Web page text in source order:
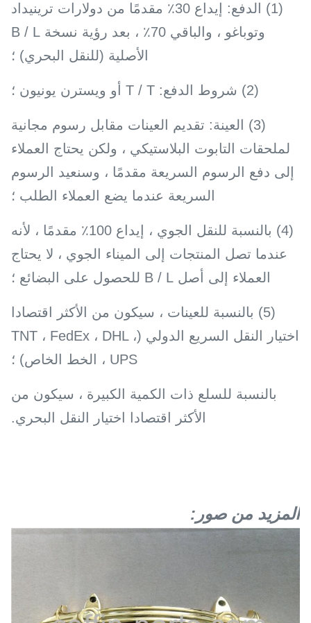
(1) الدفع: إيداع 30٪ مقدمًا من دولارات ترينيداد
وتوباغو ، والباقي 70٪ ، بعد رؤية نسخة B / L
الأصلية (للنقل البحري) ؛
(2) شروط الدفع: T / T أو ويسترن يونيون ؛
(3) العينة: تقديم العينات مقابل رسوم مجانية
لملحقات التابوت البلاستيكي ، ولكن يحتاج العملاء
إلى دفع الرسوم السريعة مقدمًا ، وسنعيد الرسوم
السريعة عندما يضع العملاء الطلب ؛
(4) بالنسبة للنقل الجوي ، إيداع 100٪ مقدمًا ، لأنه
عندما تصل المنتجات إلى الميناء الجوي ، لا يحتاج
العملاء إلى أصل B / L للحصول على البضائع ؛
(5) بالنسبة للعينات ، سيكون من الأكثر اقتصادا
اختيار النقل السريع الدولي (TNT ، FedEx ، DHL ،
UPS ، الخط الخاص) ؛
بالنسبة للسلع ذات الكمية الكبيرة ، سيكون من
الأكثر اقتصادا اختيار النقل البحري.
المزيد من صور: